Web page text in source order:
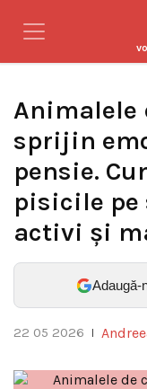
Animalele
sprijin
pensie.
pisicile pe
activi și
Adaugă-
22 05 2026